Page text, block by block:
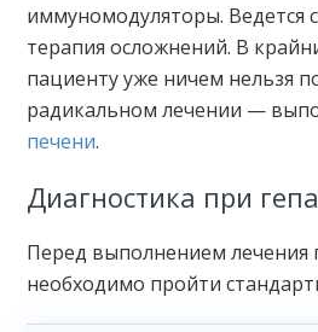
иммуномодуляторы. Ведется
терапия осложнений. В
пациенту уже ничем нельзя
радикальном лечении —
печени.
Диагностика при
Перед выполнением лечения
необходимо пройти